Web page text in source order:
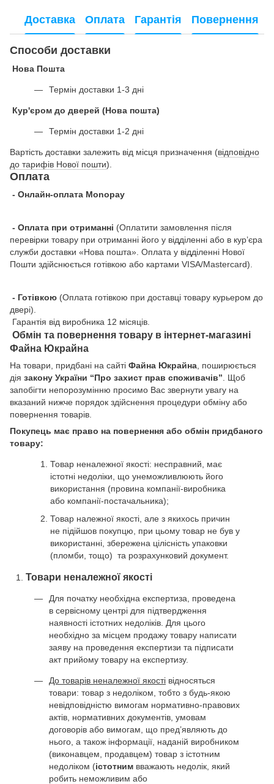
Доставка Оплата Гарантія Повернення
Способи доставки
Нова Пошта
Термін доставки 1-3 дні
Кур'єром до дверей (Нова пошта)
Термін доставки 1-2 дні
Вартість доставки залежить від місця призначення (відповідно
до тарифів Нової пошти).
Оплата
- Онлайн-оплата Monopay
- Оплата при отриманні (Оплатити замовлення після
перевірки товару при отриманні його у відділенні або в кур’єра
служби доставки «Нова пошта». Оплата у відділенні Нової
Пошти здійснюється готівкою або картами VISA/Mastercard).
- Готівкою (Оплата готівкою при доставці товару курьером до
двері).
Гарантія від виробника 12 місяців.
Обмін та повернення товару в інтернет-магазині
Файна Юкрайна
На товари, придбані на сайті Файна Юкрайна, поширюється
дія закону України “Про захист прав споживачів”. Щоб
запобігти непорозумінню просимо Вас звернути увагу на
вказаний нижче порядок здійснення процедури обміну або
повернення товарів.
Покупець має право на повернення або обмін придбаного
товару:
Товар неналежної якості: несправний, має
істотні недоліки, що унеможливлюють його
використання (провина компанії-виробника
або компанії-постачальника);
Товар належної якості, але з якихось причин
не підійшов покупцю, при цьому товар не був у
використанні, збережена цілісність упаковки
(пломби, тощо) та розрахунковий документ.
Товари неналежної якості
Для початку необхідна експертиза, проведена
в сервісному центрі для підтвердження
наявності істотних недоліків. Для цього
необхідно за місцем продажу товару написати
заяву на проведення експертизи та підписати
акт прийому товару на експертизу.
До товарів неналежної якості відносяться
товари: товар з недоліком, тобто з будь-якою
невідповідністю вимогам нормативно-правових
актів, нормативних документів, умовам
договорів або вимогам, що пред’являють до
нього, а також інформації, наданій виробником
(виконавцем, продавцем) товар з істотним
недоліком (істотним вважають недолік, який
робить неможливим або